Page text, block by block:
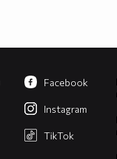
Facebook
Instagram
TikTok